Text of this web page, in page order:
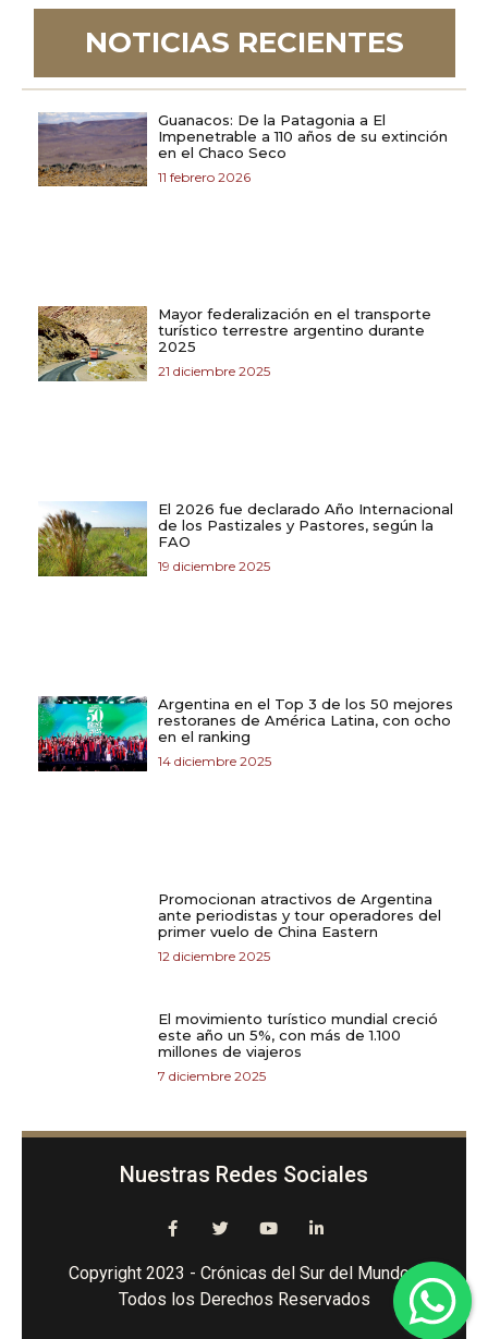
NOTICIAS RECIENTES
Guanacos: De la Patagonia a El
Impenetrable a 110 años de su extinción
en el Chaco Seco
11 febrero 2026
Mayor federalización en el transporte
turístico terrestre argentino durante
2025
21 diciembre 2025
El 2026 fue declarado Año Internacional
de los Pastizales y Pastores, según la
FAO
19 diciembre 2025
Argentina en el Top 3 de los 50 mejores
restoranes de América Latina, con ocho
en el ranking
14 diciembre 2025
Promocionan atractivos de Argentina
ante periodistas y tour operadores del
primer vuelo de China Eastern
12 diciembre 2025
El movimiento turístico mundial creció
este año un 5%, con más de 1.100
millones de viajeros
7 diciembre 2025
Nuestras Redes Sociales
Copyright 2023 - Crónicas del Sur del Mundo -
Todos los Derechos Reservados